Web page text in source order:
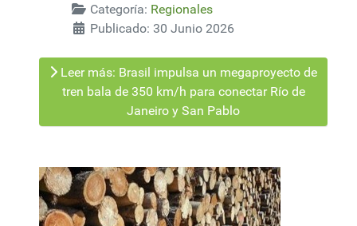
Categoría: Regionales
Publicado: 30 Junio 2026
Leer más: Brasil impulsa un megaproyecto de
tren bala de 350 km/h para conectar Río de
Janeiro y San Pablo